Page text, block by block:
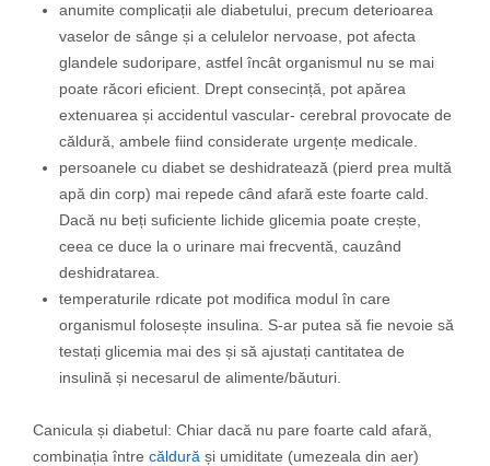
anumite complicații ale diabetului, precum deterioarea
vaselor de sânge și a celulelor nervoase, pot afecta
glandele sudoripare, astfel încât organismul nu se mai
poate răcori eficient. Drept consecință, pot apărea
extenuarea și accidentul vascular- cerebral provocate de
căldură, ambele fiind considerate urgențe medicale.
persoanele cu diabet se deshidratează (pierd prea multă
apă din corp) mai repede când afară este foarte cald.
Dacă nu beți suficiente lichide glicemia poate crește,
ceea ce duce la o urinare mai frecventă, cauzând
deshidratarea.
temperaturile rdicate pot modifica modul în care
organismul folosește insulina. S-ar putea să fie nevoie să
testați glicemia mai des și să ajustați cantitatea de
insulină și necesarul de alimente/băuturi.
Canicula și diabetul: Chiar dacă nu pare foarte cald afară,
combinația între căldură și umiditate (umezeala din aer)